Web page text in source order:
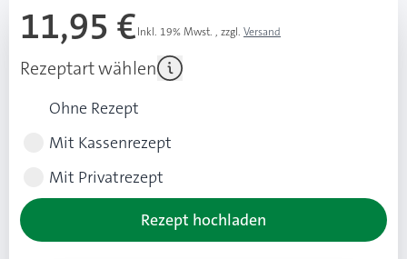
11,95 €Inkl. 19% Mwst. , zzgl. Versand
Rezeptart wählen
Ohne Rezept
Mit Kassenrezept
Mit Privatrezept
Rezept hochladen